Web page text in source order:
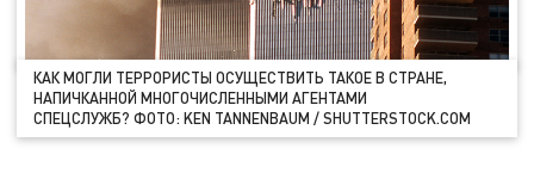
КАК МОГЛИ ТЕРРОРИСТЫ ОСУЩЕСТВИТЬ ТАКОЕ В СТРАНЕ,
НАПИЧКАННОЙ МНОГОЧИСЛЕННЫМИ АГЕНТАМИ
СПЕЦСЛУЖБ? ФОТО: KEN TANNENBAUM / SHUTTERSTOCK.COM